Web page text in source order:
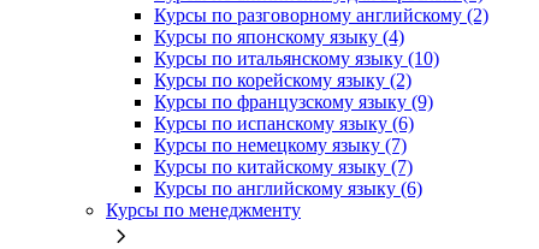
Курсы по разговорному английскому (2)
Курсы по японскому языку (4)
Курсы по итальянскому языку (10)
Курсы по корейскому языку (2)
Курсы по французскому языку (9)
Курсы по испанскому языку (6)
Курсы по немецкому языку (7)
Курсы по китайскому языку (7)
Курсы по английскому языку (6)
Курсы по менеджменту